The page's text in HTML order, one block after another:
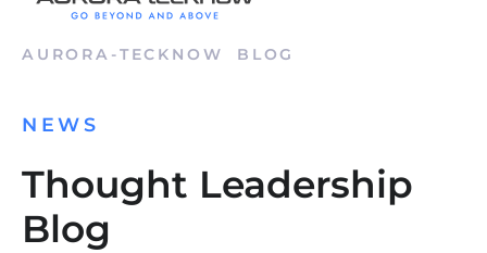
AURORA-TECKNOW BLOG
NEWS
Thought Leadership
Blog